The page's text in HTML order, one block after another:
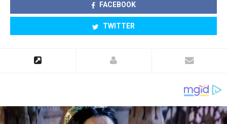
FACEBOOK
TWITTER